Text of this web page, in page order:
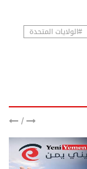
#الولايات المتحدة
/